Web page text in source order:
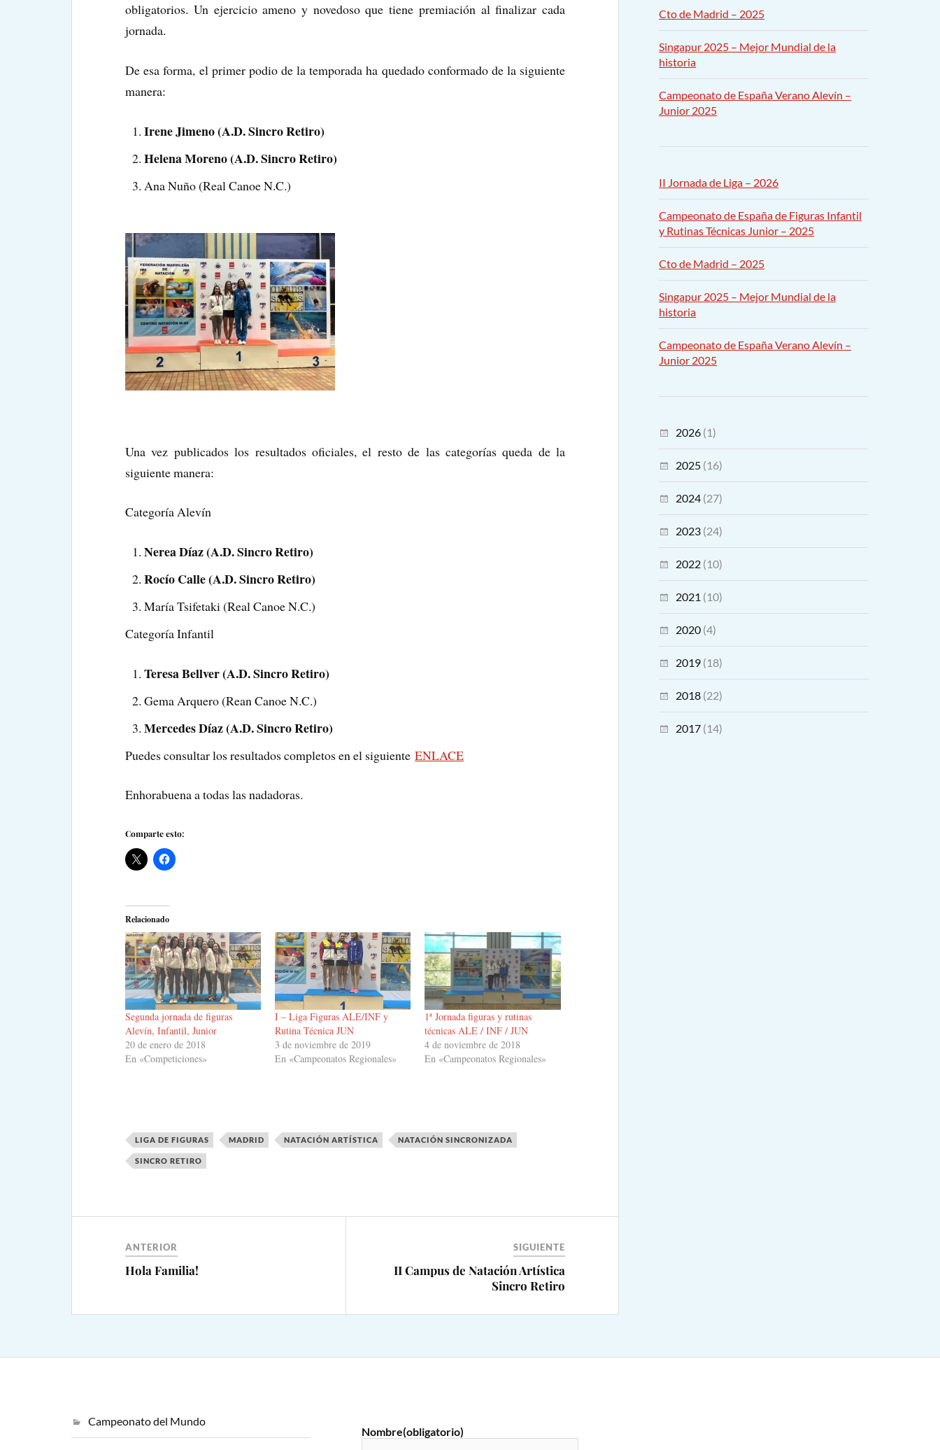
obligatorios. Un ejercicio ameno y novedoso que tiene premiación al finalizar cada
jornada.
De esa forma, el primer podio de la temporada ha quedado conformado de la siguiente
manera:
Irene Jimeno (A.D. Sincro Retiro)
Helena Moreno (A.D. Sincro Retiro)
Ana Nuño (Real Canoe N.C.)
Una vez publicados los resultados oficiales, el resto de las categorías queda de la
siguiente manera:
Categoría Alevín
Nerea Díaz (A.D. Sincro Retiro)
Rocío Calle (A.D. Sincro Retiro)
María Tsifetaki (Real Canoe N.C.)
Categoría Infantil
Teresa Bellver (A.D. Sincro Retiro)
Gema Arquero (Rean Canoe N.C.)
Mercedes Díaz (A.D. Sincro Retiro)
Puedes consultar los resultados completos en el siguienteENLACE
Enhorabuena a todas las nadadoras.
Comparte esto:
Relacionado
Segunda jornada de figuras
Alevín, Infantil, Junior
20 de enero de 2018
En «Competiciones»
I – Liga Figuras ALE/INF y
Rutina Técnica JUN
3 de noviembre de 2019
En «Campeonatos Regionales»
1ª Jornada figuras y rutinas
técnicas ALE / INF / JUN
4 de noviembre de 2018
En «Campeonatos Regionales»
LIGA DE FIGURAS MADRID NATACIÓN ARTÍSTICA NATACIÓN SINCRONIZADA
SINCRO RETIRO
ANTERIOR
Hola Familia!
SIGUIENTE
II Campus de Natación Artística
Sincro Retiro
Cto de Madrid – 2025
Singapur 2025 – Mejor Mundial de la
historia
Campeonato de España Verano Alevín –
Junior 2025
II Jornada de Liga – 2026
Campeonato de España de Figuras Infantil
y Rutinas Técnicas Junior – 2025
Cto de Madrid – 2025
Singapur 2025 – Mejor Mundial de la
historia
Campeonato de España Verano Alevín –
Junior 2025
2026 (1)
2025 (16)
2024 (27)
2023 (24)
2022 (10)
2021 (10)
2020 (4)
2019 (18)
2018 (22)
2017 (14)
Campeonato del Mundo
Nombre(obligatorio)